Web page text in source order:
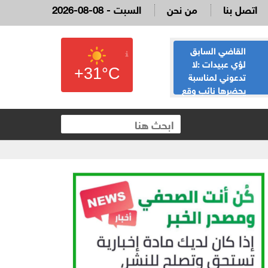
2026-08-08 - السبت من نحن اتصل بنا
القاضي السابق
لؤي عبيدات :لا
تدعوني لمناسبة
يحضرها نائب وقع
الحياصات ينفي
صحة انباء صدور
نتائج الثانوية العامة
غدا الخميس
+31°C